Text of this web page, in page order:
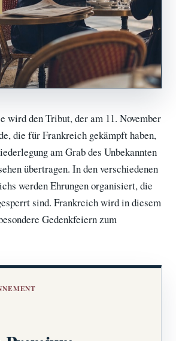
wird den Tribut, der am 11. November
die für Frankreich gekämpft haben,
am Grab des Unbekannten
übertragen. In den verschiedenen
werden Ehrungen organisiert, die
sind. Frankreich wird in diesem
Gedenkfeiern zum